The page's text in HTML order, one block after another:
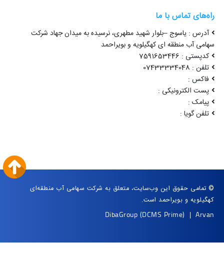
راه‌های تماس با ما
آدرس : یاسوج –بلوار شهید مطهری، نرسیده به میدان جهاد شرکت
سهامی آب منطقه ای کهگیلویه و بویراحمد
کدپستی : 7591653446
تلفن : 07433334048
فاکس :
پست الکترونیکی :
پیامک :
تلفن گویا :
© تمامی حقوق این وب‌سایت، متعلق به شرکت سهامی آب منطقه‌ای
کهگیلویه و بویراحمد است.
DibaGroup (DCMS Prime) |Arvan